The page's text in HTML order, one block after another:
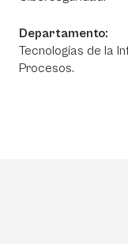
Departamento:
Tecnologías de la
Procesos.